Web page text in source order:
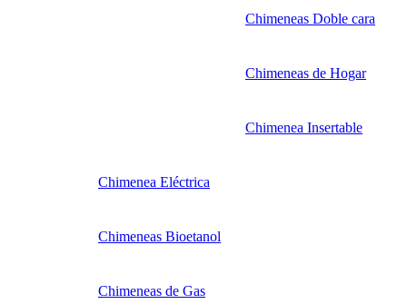
Chimeneas Doble cara
Chimeneas de Hogar
Chimenea Insertable
Chimenea Eléctrica
Chimeneas Bioetanol
Chimeneas de Gas